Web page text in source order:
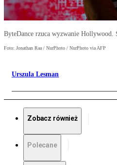
ByteDance rzuca wyzwanie Hollywood.
Foto: Jonathan Raa / NurPhoto / NurPhoto via AFP
Urszula Lesman
Zobacz również
Polecane